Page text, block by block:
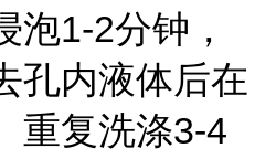
泡1-2分钟，
孔内液体后在
重复洗涤3-4